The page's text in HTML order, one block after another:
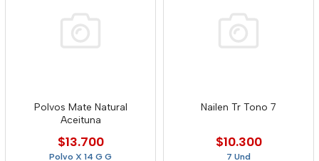
Polvos Mate Natural
Aceituna
$13.700
Polvo X 14 G G
Nailen Tr Tono 7
$10.300
7 Und